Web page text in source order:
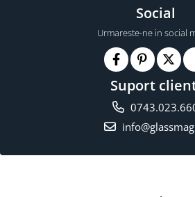
Social
Urmareste-ne in social
Suport